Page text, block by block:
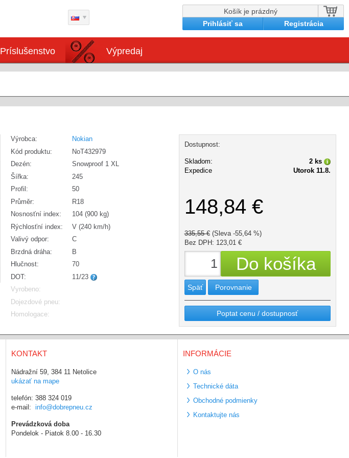
Košík je prázdný
Prihlásiť sa
Registrácia
Príslušenstvo Výpredaj
Výrobca:
Nokian
Kód produktu:
NoT432979
Dezén:
Snowproof 1 XL
Šířka:
245
Profil:
50
Průměr:
R18
Nosnosťní index:
104 (900 kg)
Rýchlosťní index:
V (240 km/h)
Valivý odpor:
C
Brzdná dráha:
B
Hlučnost:
70
DOT:
11/23
Vyrobeno:
Dojezdové pneu:
Homologace:
Dostupnost:
Skladom:
2 ks
Expedice
Utorok 11.8.
148,84 €
335,55 € (Sleva -55,64 %)
Bez DPH: 123,01 €
Späť Porovnanie
Poptat cenu / dostupnosť
KONTAKT
Nádražní 59, 384 11 Netolice
ukázať na mape
telefón: 388 324 019
e-mail: info@dobrepneu.cz
Prevádzková doba
Pondelok - Piatok 8.00 - 16.30
INFORMÁCIE
O nás
Technické dáta
Obchodné podmienky
Kontaktujte nás